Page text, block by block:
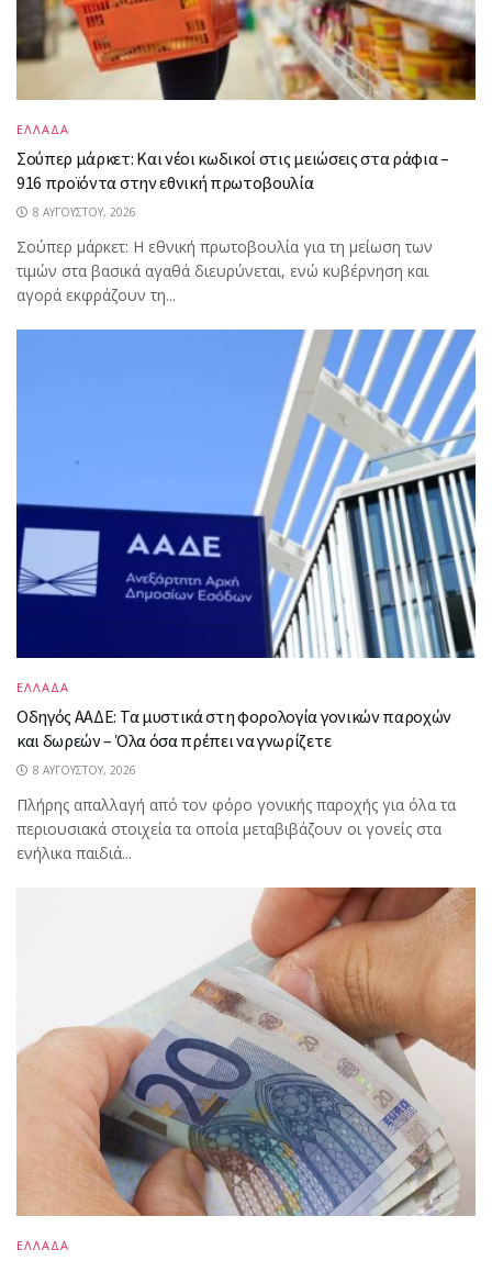
ΕΛΛΑΔΑ
Σούπερ μάρκετ: Και νέοι κωδικοί στις μειώσεις στα ράφια –
916 προϊόντα στην εθνική πρωτοβουλία
8 ΑΥΓΟΎΣΤΟΥ, 2026
Σούπερ μάρκετ: Η εθνική πρωτοβουλία για τη μείωση των
τιμών στα βασικά αγαθά διευρύνεται, ενώ κυβέρνηση και
αγορά εκφράζουν τη...
ΕΛΛΑΔΑ
Οδηγός ΑΑΔΕ: Τα μυστικά στη φορολογία γονικών παροχών
και δωρεών – Όλα όσα πρέπει να γνωρίζετε
8 ΑΥΓΟΎΣΤΟΥ, 2026
Πλήρης απαλλαγή από τον φόρο γονικής παροχής για όλα τα
περιουσιακά στοιχεία τα οποία μεταβιβάζουν οι γονείς στα
ενήλικα παιδιά...
ΕΛΛΑΔΑ